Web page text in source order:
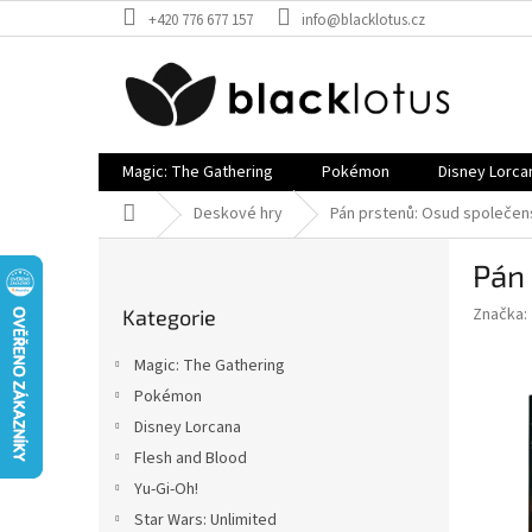
na
+420 776 677 157 info@blacklotus.cz
Magic: The Gathering Pokémon Disney
Domů Deskové hry Pán prstenů: Osud
kategorie
Kategorie
Magic: The Gathering
Pokémon
Disney Lorcana
Flesh and Blood
Yu-Gi-Oh!
Star Wars: Unlimited
Značka: